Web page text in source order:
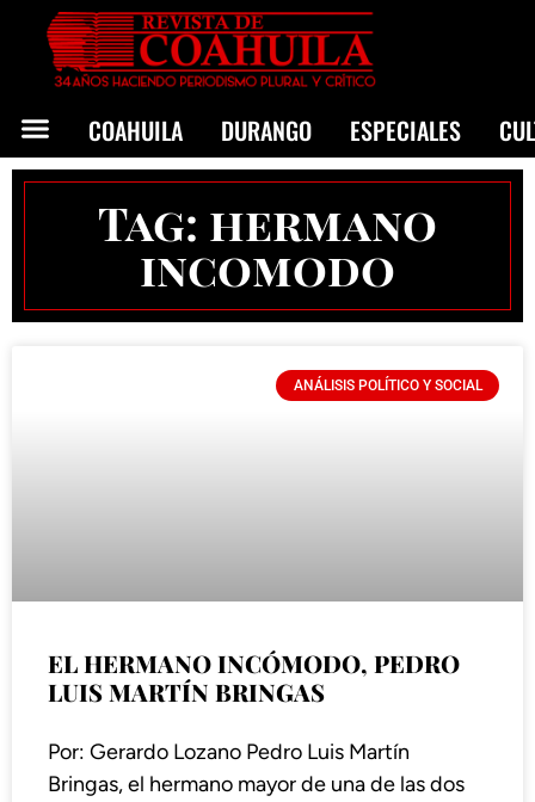
COAHUILA DURANGO ESPECIALES
Tag: hermano
incomodo
ANÁLISIS POLÍTICO Y SOCIAL
EL HERMANO INCÓMODO, PEDRO
LUIS MARTÍN BRINGAS
Por: Gerardo Lozano Pedro Luis Martín
Bringas, el hermano mayor de una de las dos